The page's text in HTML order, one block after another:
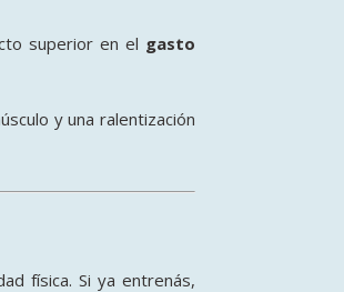
superior en el gasto
y una ralentización
física. Si ya entrenás,